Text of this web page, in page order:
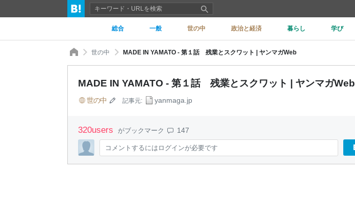
総合 一般 世の中 政治と経済 暮らし 学び
世の中 MADE IN YAMATO - 第１話 残業とスクワット | ヤンマガWeb
MADE IN YAMATO - 第１話 残業とスクワット | ヤンマガWeb
世の中 記事元: yanmaga.jp
320users がブックマーク 147
コメントするにはログインが必要です